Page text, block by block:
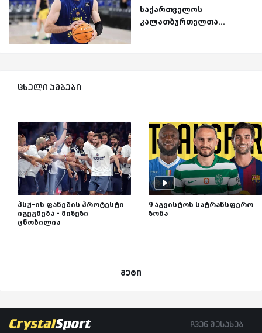
საქართველოს
კალათბურთელთა...
ცხელი ამბები
პსჟ-ის ფანების პროტესტი
იგეგმება - მიზეზი
ცნობილია
9 აგვისტოს სატრანსფერო
ზონა
მეტი
ჩვენ შესახებ